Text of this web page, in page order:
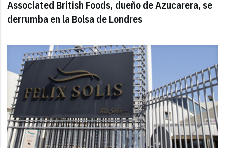
Associated British Foods, dueño de Azucarera, se
derrumba en la Bolsa de Londres